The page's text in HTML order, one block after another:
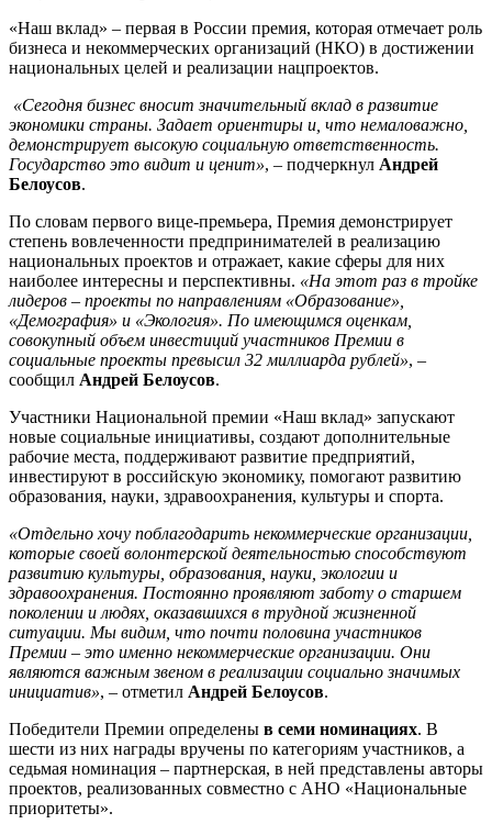
«Наш вклад» – первая в России премия, которая отмечает роль
бизнеса и некоммерческих организаций (НКО) в достижении
национальных целей и реализации нацпроектов.
«Сегодня бизнес вносит значительный вклад в развитие
экономики страны. Задает ориентиры и, что немаловажно,
демонстрирует высокую социальную ответственность.
Государство это видит и ценит», – подчеркнул Андрей
Белоусов.
По словам первого вице-премьера, Премия демонстрирует
степень вовлеченности предпринимателей в реализацию
национальных проектов и отражает, какие сферы для них
наиболее интересны и перспективны. «На этот раз в тройке
лидеров – проекты по направлениям «Образование»,
«Демография» и «Экология». По имеющимся оценкам,
совокупный объем инвестиций участников Премии в
социальные проекты превысил 32 миллиарда рублей», –
сообщил Андрей Белоусов.
Участники Национальной премии «Наш вклад» запускают
новые социальные инициативы, создают дополнительные
рабочие места, поддерживают развитие предприятий,
инвестируют в российскую экономику, помогают развитию
образования, науки, здравоохранения, культуры и спорта.
«Отдельно хочу поблагодарить некоммерческие организации,
которые своей волонтерской деятельностью способствуют
развитию культуры, образования, науки, экологии и
здравоохранения. Постоянно проявляют заботу о старшем
поколении и людях, оказавшихся в трудной жизненной
ситуации. Мы видим, что почти половина участников
Премии – это именно некоммерческие организации. Они
являются важным звеном в реализации социально значимых
инициатив», – отметил Андрей Белоусов.
Победители Премии определены в семи номинациях. В
шести из них награды вручены по категориям участников, а
седьмая номинация – партнерская, в ней представлены авторы
проектов, реализованных совместно с АНО «Национальные
приоритеты».